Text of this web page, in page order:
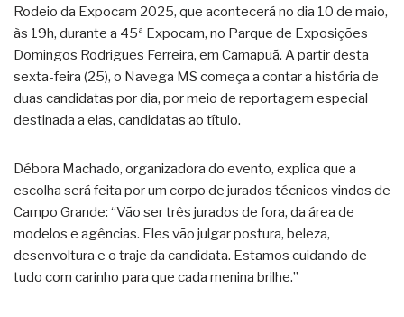
Rodeio da Expocam 2025, que acontecerá no dia 10 de maio,
às 19h, durante a 45ª Expocam, no Parque de Exposições
Domingos Rodrigues Ferreira, em Camapuã. A partir desta
sexta-feira (25), o Navega MS começa a contar a história de
duas candidatas por dia, por meio de reportagem especial
destinada a elas, candidatas ao título.
Débora Machado, organizadora do evento, explica que a
escolha será feita por um corpo de jurados técnicos vindos de
Campo Grande: “Vão ser três jurados de fora, da área de
modelos e agências. Eles vão julgar postura, beleza,
desenvoltura e o traje da candidata. Estamos cuidando de
tudo com carinho para que cada menina brilhe.”